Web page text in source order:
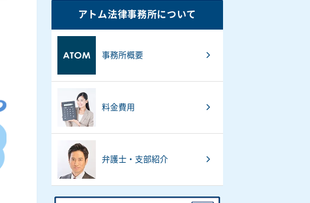
アトム法律事務所について
事務所概要
料金費用
弁護士・支部紹介